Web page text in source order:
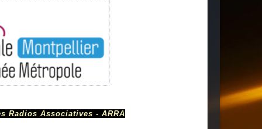
Radios Associatives - ARRA